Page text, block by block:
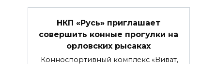
НКП «Русь» приглашает
совершить конные прогулки на
орловских рысаках
Конноспортивный комплекс «Виват,